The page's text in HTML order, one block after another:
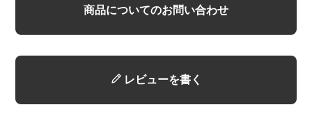
商品についてのお問い合わせ
レビューを書く